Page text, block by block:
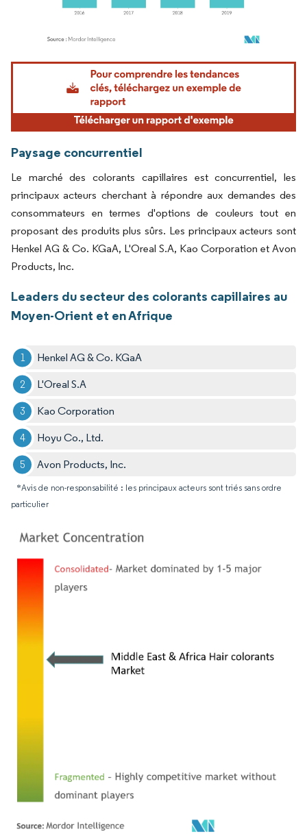
Image © Mordor Intelligence. La réutilisation nécessite une attribution sous CC BY
Paysage concurrentiel
Le marché des colorants capillaires est concurrentiel, les
principaux acteurs cherchant à répondre aux demandes des
consommateurs en termes d'options de couleurs tout en
proposant des produits plus sûrs. Les principaux acteurs sont
Henkel AG & Co. KGaA, L'Oreal S.A, Kao Corporation et Avon
Products, Inc.
Leaders du secteur des colorants capillaires au
Moyen-Orient et en Afrique
Henkel AG & Co. KGaA
L'Oreal S.A
Kao Corporation
Hoyu Co., Ltd.
Avon Products, Inc.
*Avis de non-responsabilité : les principaux acteurs sont triés sans ordre
particulier